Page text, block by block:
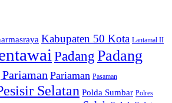
Kabupaten 50 Kota Lantamal II
PadangPadang
Pariaman Pariaman Pasaman
Selatan Polda Sumbar Polres